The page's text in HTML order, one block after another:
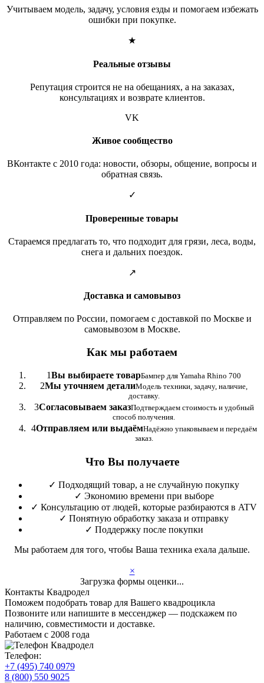
Учитываем модель, задачу, условия езды и помогаем избежать
ошибки при покупке.
★
Реальные отзывы
Репутация строится не на обещаниях, а на заказах,
консультациях и возврате клиентов.
VK
Живое сообщество
ВКонтакте с 2010 года: новости, обзоры, общение, вопросы и
обратная связь.
✓
Проверенные товары
Стараемся предлагать то, что подходит для грязи, леса, воды,
снега и дальних поездок.
↗
Доставка и самовывоз
Отправляем по России, помогаем с доставкой по Москве и
самовывозом в Москве.
Как мы работаем
1Вы выбираете товарБампер для Yamaha Rhino 700
2Мы уточняем деталиМодель техники, задачу, наличие,
доставку.
3Согласовываем заказПодтверждаем стоимость и удобный
способ получения.
4Отправляем или выдаёмНадёжно упаковываем и передаём
заказ.
Что Вы получаете
✓ Подходящий товар, а не случайную покупку
✓ Экономию времени при выборе
✓ Консультацию от людей, которые разбираются в ATV
✓ Понятную обработку заказа и отправку
✓ Поддержку после покупки
Мы работаем для того, чтобы Ваша техника ехала дальше.
×
Загрузка формы оценки...
Контакты Квадродел
Поможем подобрать товар для Вашего квадроцикла
Позвоните или напишите в мессенджер — подскажем по
наличию, совместимости и доставке.
Работаем с 2008 года
Телефон:
+7 (495) 740 0979
8 (800) 550 9025